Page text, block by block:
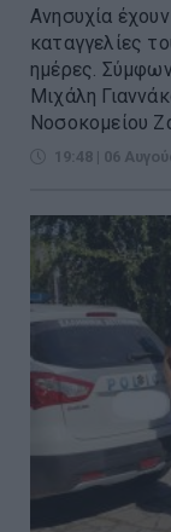
Ανησυχία
καταγγελίες
ημέρες.
Μιχάλη
Νοσοκομείου
19:48 | 06